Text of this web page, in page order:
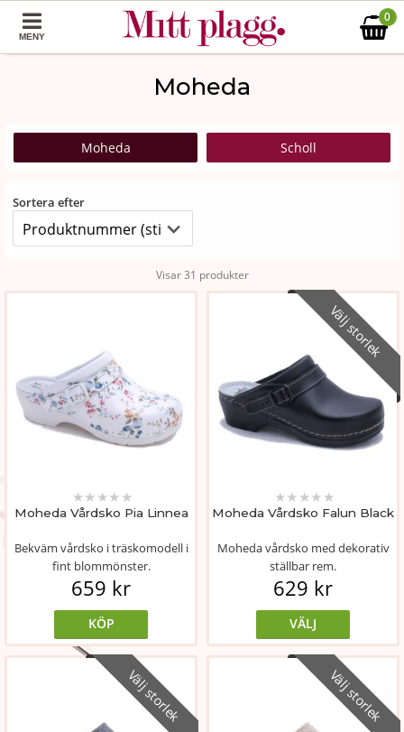
MENY
0
Moheda
Moheda Scholl
Sortera efter
Visar 31 produkter
Moheda Vårdsko Pia Linnea
★★ ★★ ★
Bekväm vårdsko i träskomodell i
fint blommönster.
659 kr
KÖP
Välj storlek
Moheda Vårdsko Falun Black
★★ ★★ ★
Moheda vårdsko med dekorativ
ställbar rem.
629 kr
VÄLJ
Välj storlek Välj storlek